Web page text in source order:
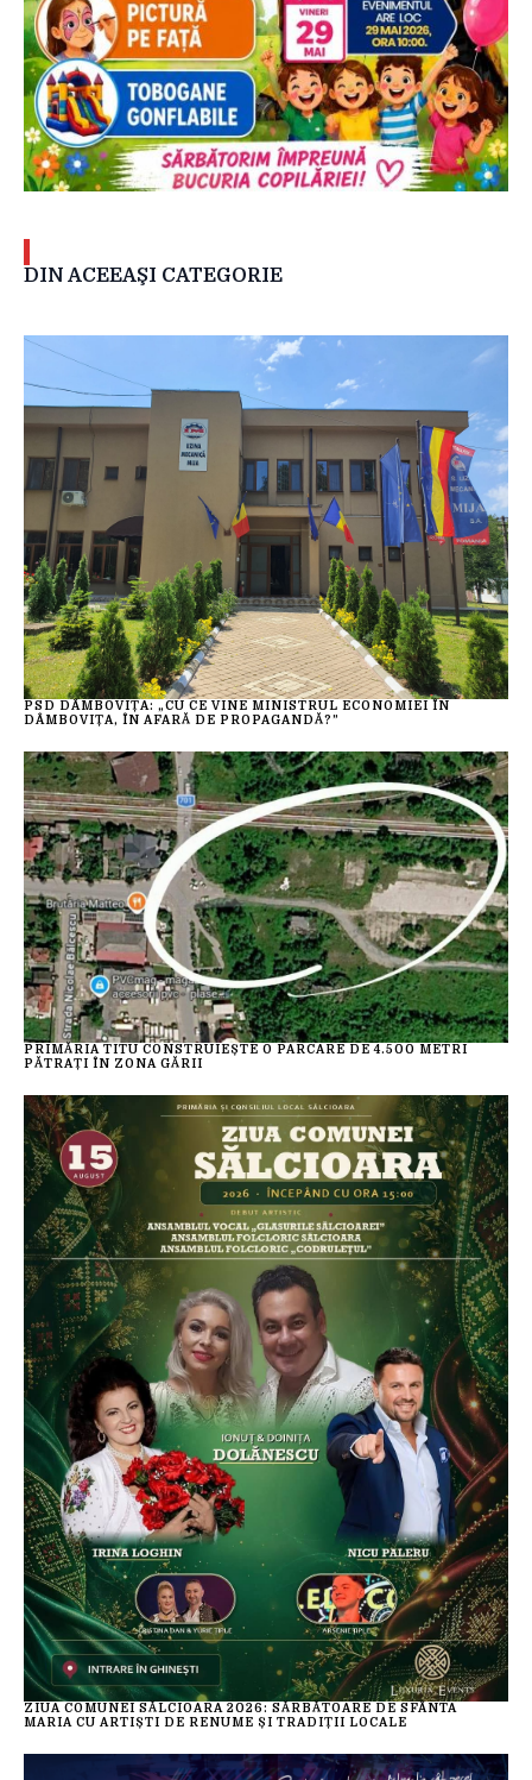
DIN ACEEAŞI CATEGORIE
PSD DÂMBOVIȚA: „CU CE VINE MINISTRUL ECONOMIEI ÎN
DÂMBOVIȚA, ÎN AFARĂ DE PROPAGANDĂ?”
PRIMĂRIA TITU CONSTRUIEȘTE O PARCARE DE 4.500 METRI
PĂTRAȚI ÎN ZONA GĂRII
ZIUA COMUNEI SĂLCIOARA 2026: SĂRBĂTOARE DE SFÂNTA
MARIA CU ARTIȘTI DE RENUME ȘI TRADIȚII LOCALE